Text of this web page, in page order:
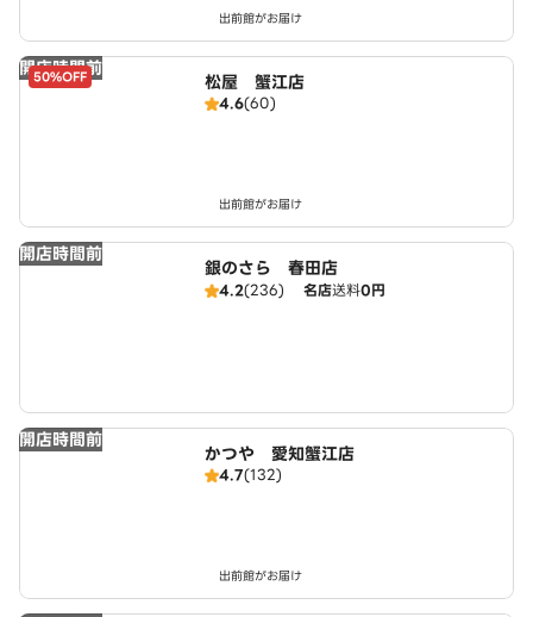
出前館がお届け
開店時間前
50%OFF 松屋 蟹江店
4.6(60)
出前館がお届け
開店時間前
銀のさら 春田店
4.2(236) 名店送料0円
開店時間前
かつや 愛知蟹江店
4.7(132)
出前館がお届け